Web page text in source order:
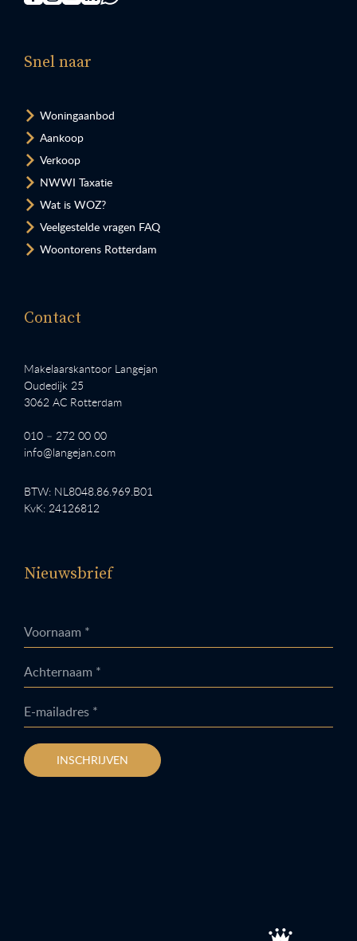
Snel naar
Woningaanbod
Aankoop
Verkoop
NWWI Taxatie
Wat is WOZ?
Veelgestelde vragen FAQ
Woontorens Rotterdam
Contact
Makelaarskantoor Langejan
Oudedijk 25
3062 AC Rotterdam
010 – 272 00 00
info@langejan.com
BTW: NL8048.86.969.B01
KvK: 24126812
Nieuwsbrief
Voornaam *
Achternaam *
E-mailadres *
INSCHRIJVEN